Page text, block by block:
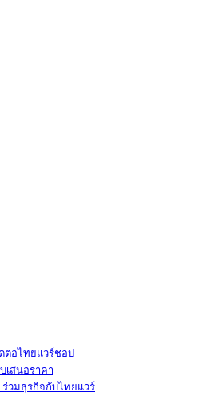
ต่อไทยแวร์ชอป
เสนอราคา
ร่วมธุรกิจกับไทยแวร์